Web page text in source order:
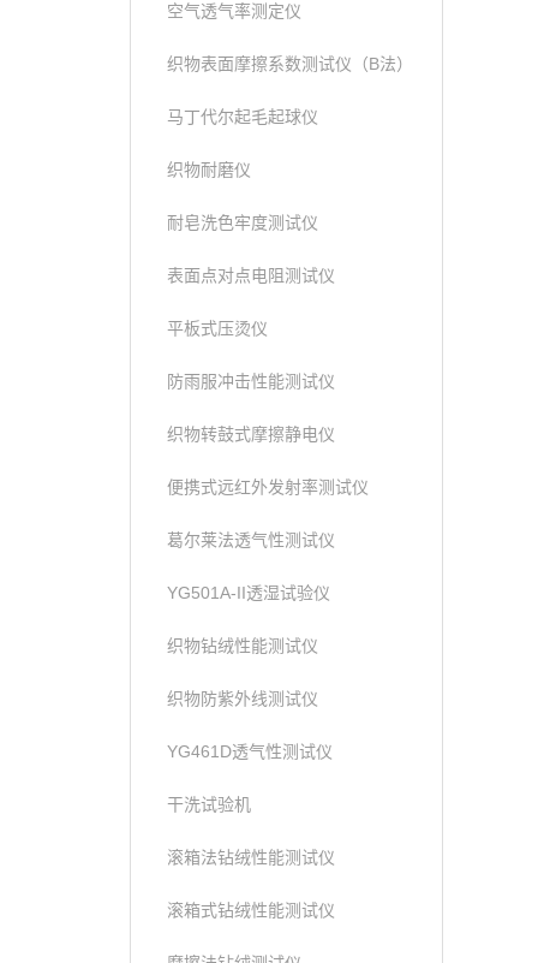
空气透气率测定仪
织物表面摩擦系数测试仪（B法）
马丁代尔起毛起球仪
织物耐磨仪
耐皂洗色牢度测试仪
表面点对点电阻测试仪
平板式压烫仪
防雨服冲击性能测试仪
织物转鼓式摩擦静电仪
便携式远红外发射率测试仪
葛尔莱法透气性测试仪
YG501A-II透湿试验仪
织物钻绒性能测试仪
织物防紫外线测试仪
YG461D透气性测试仪
干洗试验机
滚箱法钻绒性能测试仪
滚箱式钻绒性能测试仪